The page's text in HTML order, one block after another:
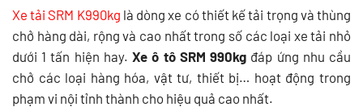
Xe tải SRM K990kg là dòng xe có thiết kế tải trọng và thùng
chở hàng dài, rộng và cao nhất trong số các loại xe tải nhỏ
dưới 1 tấn hiện hay.Xe ô tô SRM 990kg đáp ứng nhu cầu
chở các loại hàng hóa, vật tư, thiết bị… hoạt động trong
phạm vi nội tỉnh thành cho hiệu quả cao nhất.